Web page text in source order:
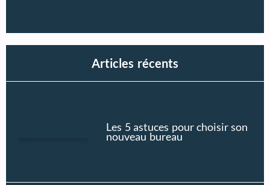
Articles récents
Les 5 astuces pour choisir son
nouveau bureau